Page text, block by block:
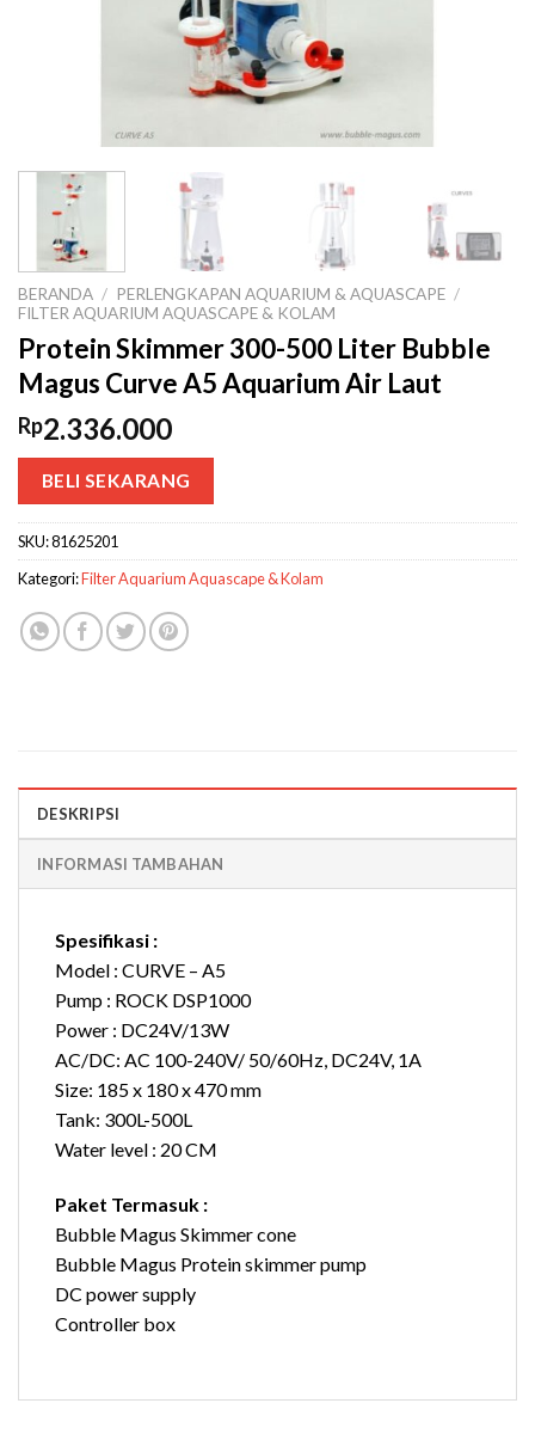
BERANDA / PERLENGKAPAN AQUARIUM & AQUASCAPE /
FILTER AQUARIUM AQUASCAPE & KOLAM
Protein Skimmer 300-500 Liter Bubble
Magus Curve A5 Aquarium Air Laut
Rp2.336.000
BELI SEKARANG
SKU:81625201
Kategori:Filter Aquarium Aquascape & Kolam
DESKRIPSI
INFORMASI TAMBAHAN
Spesifikasi :
Model : CURVE – A5
Pump : ROCK DSP1000
Power : DC24V/13W
AC/DC: AC 100-240V/ 50/60Hz, DC24V, 1A
Size: 185 x 180 x 470 mm
Tank: 300L-500L
Water level : 20 CM
Paket Termasuk :
Bubble Magus Skimmer cone
Bubble Magus Protein skimmer pump
DC power supply
Controller box